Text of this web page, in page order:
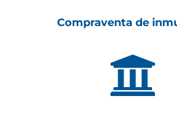
Compraventa de
